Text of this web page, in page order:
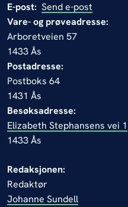
E-post: Send e-post
Vare- og prøveadresse:
Arboretveien 57
1433 Ås
Postadresse:
Postboks 64
1431 Ås
Besøksadresse:
Elizabeth Stephansens vei 1
1433 Ås
Redaksjonen:
Redaktør
Johanne Sundell